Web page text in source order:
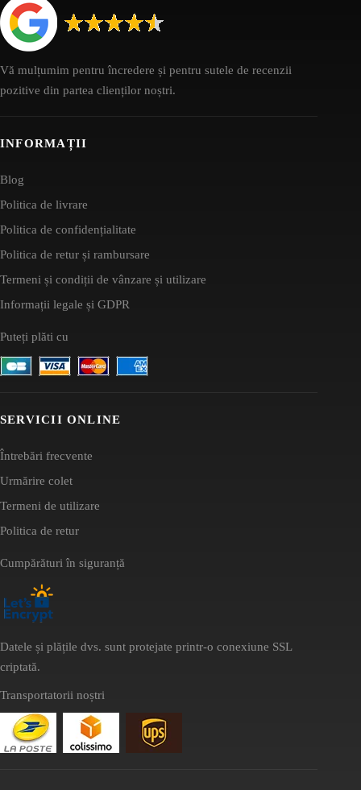
Vă mulțumim pentru încredere și pentru sutele de recenzii
pozitive din partea clienților noștri.
INFORMAȚII
Blog
Politica de livrare
Politica de confidențialitate
Politica de retur și rambursare
Termeni și condiții de vânzare și utilizare
Informații legale și GDPR
Puteți plăti cu
SERVICII ONLINE
Întrebări frecvente
Urmărire colet
Termeni de utilizare
Politica de retur
Cumpărături în siguranță
Datele și plățile dvs. sunt protejate printr-o conexiune SSL
criptată.
Transportatorii noștri